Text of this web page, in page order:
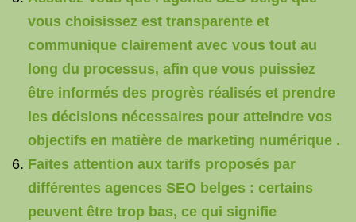
vous choisissez est transparente et
communique clairement avec vous tout au
long du processus, afin que vous puissiez
être informés des progrès réalisés et prendre
les décisions nécessaires pour atteindre vos
objectifs en matière de marketing numérique .
Faites attention aux tarifs proposés par
différentes agences SEO belges : certains
peuvent être trop bas, ce qui signifie